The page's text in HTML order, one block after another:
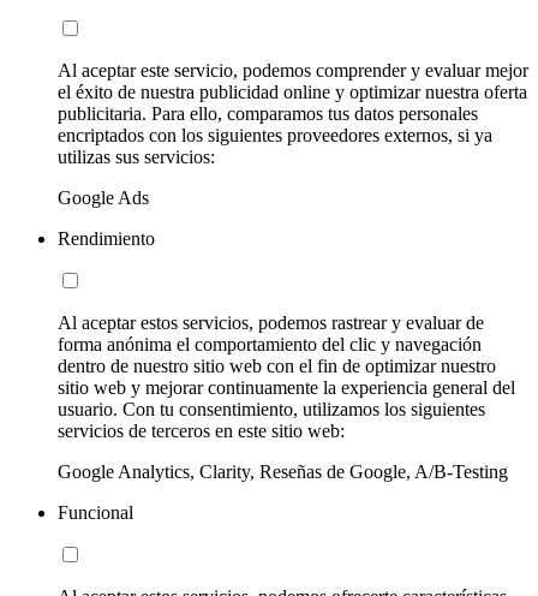
Al aceptar este servicio, podemos comprender y evaluar mejor
el éxito de nuestra publicidad online y optimizar nuestra oferta
publicitaria. Para ello, comparamos tus datos personales
encriptados con los siguientes proveedores externos, si ya
utilizas sus servicios:
Google Ads
Rendimiento
Al aceptar estos servicios, podemos rastrear y evaluar de
forma anónima el comportamiento del clic y navegación
dentro de nuestro sitio web con el fin de optimizar nuestro
sitio web y mejorar continuamente la experiencia general del
usuario. Con tu consentimiento, utilizamos los siguientes
servicios de terceros en este sitio web:
Google Analytics, Clarity, Reseñas de Google, A/B-Testing
Funcional